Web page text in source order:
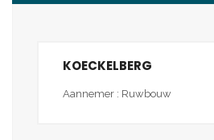
KOECKELBERG
Aannemer : Ruwbouw